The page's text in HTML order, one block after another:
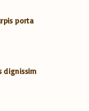
porta
dignissim